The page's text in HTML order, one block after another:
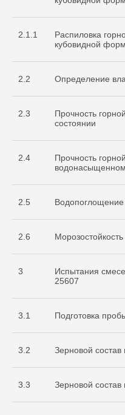
2.1.1
Распиловка
кубовидной
2.2 Определение
2.3
Прочность
состоянии
2.4
Прочность
2.5
2.6
3
Испытания
25607
3.1 Подготовка
3.2 Зерновой
3.3 Зерновой